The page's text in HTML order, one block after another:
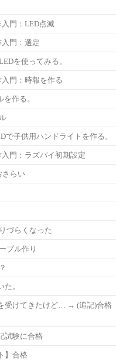
門：LED点滅
門：選定
を使ってみる。
門：時報を作る
作る。
で子供用ハンドライトを作る。
門：ラズパイ初期設定
さらい
づらくなった
ブル作り
。
受けてきたけど… → (追記)合格
試験に合格
】合格